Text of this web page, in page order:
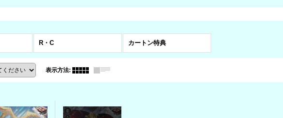
R・C カートン特典
表示方法: